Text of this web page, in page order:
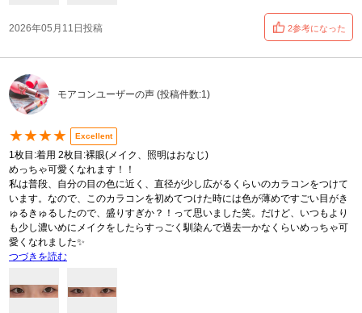
2026年05月11日投稿 2参考になった
モアコンユーザーの声 (投稿件数:1)
★★★★ Excellent
1枚目:着用 2枚目:裸眼(メイク、照明はおなじ)
めっちゃ可愛くなれます！！
私は普段、自分の目の色に近く、直径が少し広がるくらいのカラコンをつけて
います。なので、このカラコンを初めてつけた時には色が薄めですごい目がき
ゅるきゅるしたので、盛りすぎか？！って思いました笑。だけど、いつもより
も少し濃いめにメイクをしたらすっごく馴染んで過去一かなくらいめっちゃ可
愛くなれました✨
つづきを読む